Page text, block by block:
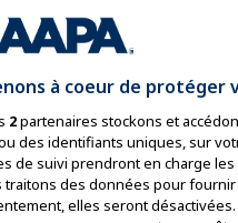
Funworld
Fonctionnalités
Faites de la publicité
IAAPA
Numéros précédents
à coeur de protéger
2partenaires stockons et
des identifiants uniques, sur
de suivi prendront en charge
traitons des données pour
elles seront